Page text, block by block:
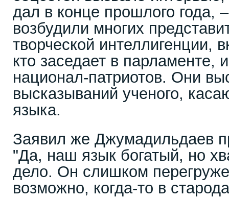
дал в конце прошлого года,
возбудили многих
творческой интеллигенции,
кто заседает в парламенте,
национал-патриотов. Они
высказываний ученого,
языка.
Заявил же Джумадильдаев
"Да, наш язык богатый, но
дело. Он слишком
возможно, когда-то в